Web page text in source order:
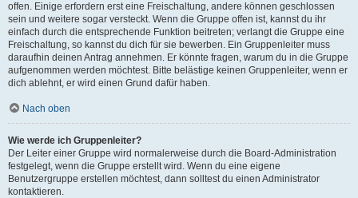
offen. Einige erfordern erst eine Freischaltung, andere können geschlossen
sein und weitere sogar versteckt. Wenn die Gruppe offen ist, kannst du ihr
einfach durch die entsprechende Funktion beitreten; verlangt die Gruppe eine
Freischaltung, so kannst du dich für sie bewerben. Ein Gruppenleiter muss
daraufhin deinen Antrag annehmen. Er könnte fragen, warum du in die Gruppe
aufgenommen werden möchtest. Bitte belästige keinen Gruppenleiter, wenn er
dich ablehnt, er wird einen Grund dafür haben.
Nach oben
Wie werde ich Gruppenleiter?
Der Leiter einer Gruppe wird normalerweise durch die Board-Administration
festgelegt, wenn die Gruppe erstellt wird. Wenn du eine eigene
Benutzergruppe erstellen möchtest, dann solltest du einen Administrator
kontaktieren.